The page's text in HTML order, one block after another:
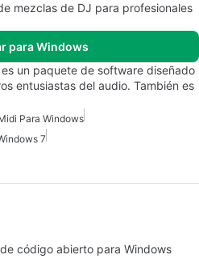
mezclas de DJ para profesionales
para Windows
un paquete de software diseñado
entusiastas del audio. También es
Para Windows
7
código abierto para Windows